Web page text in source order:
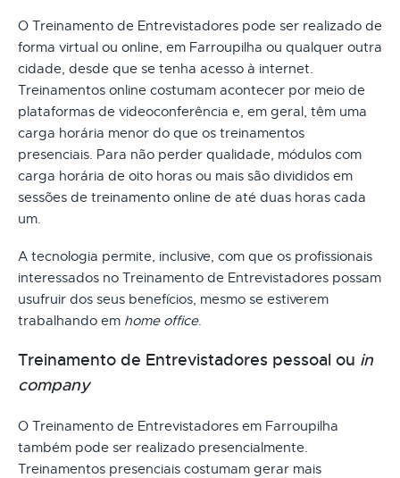
O Treinamento de Entrevistadores pode ser realizado de
forma virtual ou online, em Farroupilha ou qualquer outra
cidade, desde que se tenha acesso à internet.
Treinamentos online costumam acontecer por meio de
plataformas de videoconferência e, em geral, têm uma
carga horária menor do que os treinamentos
presenciais. Para não perder qualidade, módulos com
carga horária de oito horas ou mais são divididos em
sessões de treinamento online de até duas horas cada
um.
A tecnologia permite, inclusive, com que os profissionais
interessados no Treinamento de Entrevistadores possam
usufruir dos seus benefícios, mesmo se estiverem
trabalhando em home office.
Treinamento de Entrevistadores pessoal ou in
company
O Treinamento de Entrevistadores em Farroupilha
também pode ser realizado presencialmente.
Treinamentos presenciais costumam gerar mais